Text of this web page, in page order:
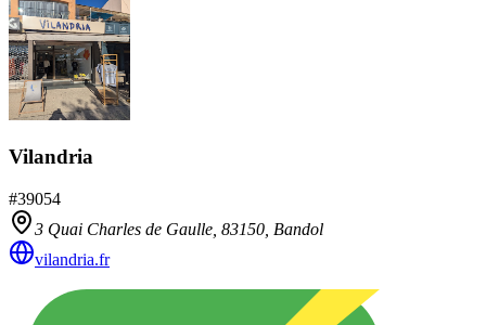
Vilandria
#39054
3 Quai Charles de Gaulle, 83150 Bandol
vilandria.fr